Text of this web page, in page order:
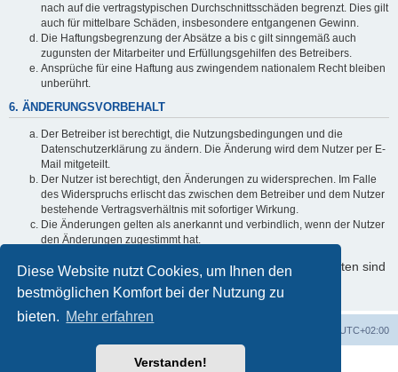
Diese Website nutzt Cookies, um Ihnen den
bestmöglichen Komfort bei der Nutzung zu
bieten. Mehr erfahren
Verstanden!
nach auf die vertragstypischen Durchschnittsschäden begrenzt. Dies gilt
auch für mittelbare Schäden, insbesondere entgangenen Gewinn.
Die Haftungsbegrenzung der Absätze a bis c gilt sinngemäß auch
zugunsten der Mitarbeiter und Erfüllungsgehilfen des Betreibers.
Ansprüche für eine Haftung aus zwingendem nationalem Recht bleiben
unberührt.
6. ÄNDERUNGSVORBEHALT
Der Betreiber ist berechtigt, die Nutzungsbedingungen und die
Datenschutzerklärung zu ändern. Die Änderung wird dem Nutzer per E-
Mail mitgeteilt.
Der Nutzer ist berechtigt, den Änderungen zu widersprechen. Im Falle
des Widerspruchs erlischt das zwischen dem Betreiber und dem Nutzer
bestehende Vertragsverhältnis mit sofortiger Wirkung.
Die Änderungen gelten als anerkannt und verbindlich, wenn der Nutzer
den Änderungen zugestimmt hat.
Informationen über den Umgang mit Ihren persönlichen Daten sind
in der Datenschutzerklärung enthalten.
UTC+02:00
Powered byphpBB® Forum Software © phpBB Limited